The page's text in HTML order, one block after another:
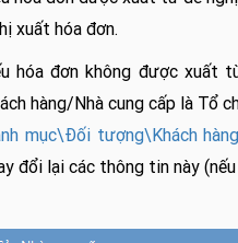
xuất hóa đơn.
hóa đơn không được xuất
hàng/Nhà cung cấp là Tổ
mục\Đối tượng\Khách hàng
đổi lại các thông tin này (nếu